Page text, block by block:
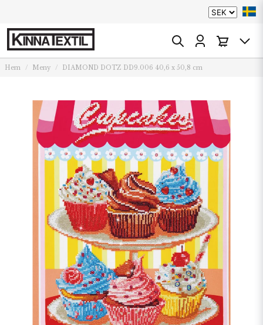
Hem Meny DIAMOND DOTZ DD9.006 40,6 x 50,8 cm